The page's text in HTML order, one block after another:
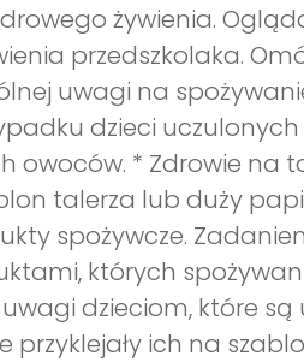
żywienia.
przedszkolaka.
uwagi na
dzieci
owoców. * Zdrowie na
talerza lub duży
spożywcze.
których
dzieciom, które są
ich na